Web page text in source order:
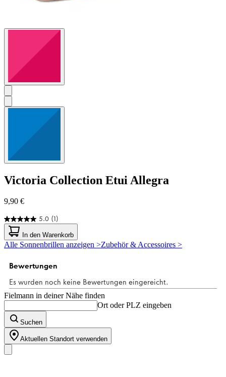
Victoria Collection Etui Allegra
9,90 €
5.0 (1)
5.0
von
5
Sternen.
Bewertung
In den Warenkorb
Alle Sonnenbrillen anzeigen >Zubehör & Accessoires >
Fielmann in deiner Nähe finden
Ort oder PLZ eingeben
Suchen
Aktuellen Standort verwenden